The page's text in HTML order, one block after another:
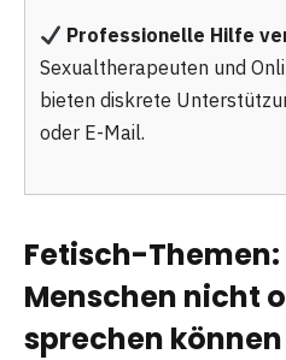
Professionelle Hilfe
Sexualtherapeuten und
bieten diskrete
oder E-Mail.
Fetisch-
Menschen nicht
sprechen können